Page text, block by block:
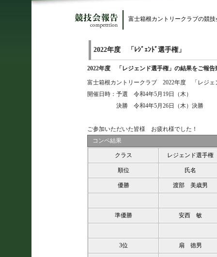
富士箱根カントリークラブの競
2022年度 「ﾚｼﾞｪﾝﾄﾞ選手権」
2022年度 「レジェンド選手権」の結果をご報告
富士箱根カントリークラブ 2022年度 「レジェ
開催日時：予選 令和4年5月19日（木）
決勝 令和4年5月26日（木）決勝
ご参加いただいた皆様 お疲れ様でした！
コンペ結果
クラス レジェンド選手権
順位 氏名
優勝 渡部 美歳男
準優勝 安西 敏
3位 扇 徳男